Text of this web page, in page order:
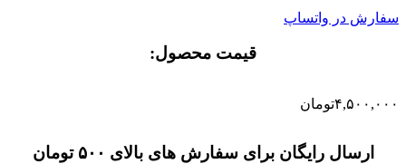
سفارش در واتساپ
قیمت محصول:​
۴,۵۰۰,۰۰۰تومان
ارسال رایگان برای سفارش های بالای ۵۰۰ تومان